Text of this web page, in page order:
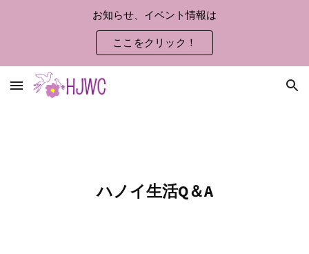
お知らせ、イベント情報は
ここをクリック！
ハノイ生活Q＆A